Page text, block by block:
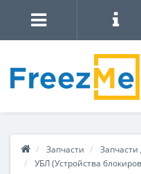
Запчасти
УБЛ (Устройства